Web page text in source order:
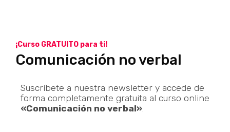
¡Curso GRATUITO para ti!
Comunicación no verbal
Suscríbete a nuestra newsletter y accede de
forma completamente gratuita al curso online
«Comunicación no verbal».